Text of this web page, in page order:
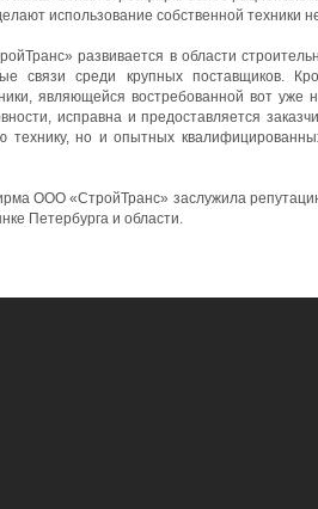
использование собственной техники
развивается в области
связи среди крупных поставщиков.
являющейся востребованной вот уже
исправна и предоставляется
технику, но и опытных
ООО «СтройТранс» заслужила
Петербурга и области.